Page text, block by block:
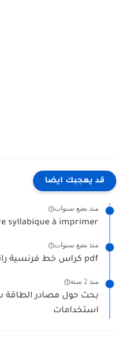
قد يعجبك ايضا
منذ بضع سنوات
syllabique à imprimer
منذ بضع سنوات
كراس خط فرنسية رائعة pdf
منذ 2 سنة
بحث حول مصادر الطاقة
استخدامات